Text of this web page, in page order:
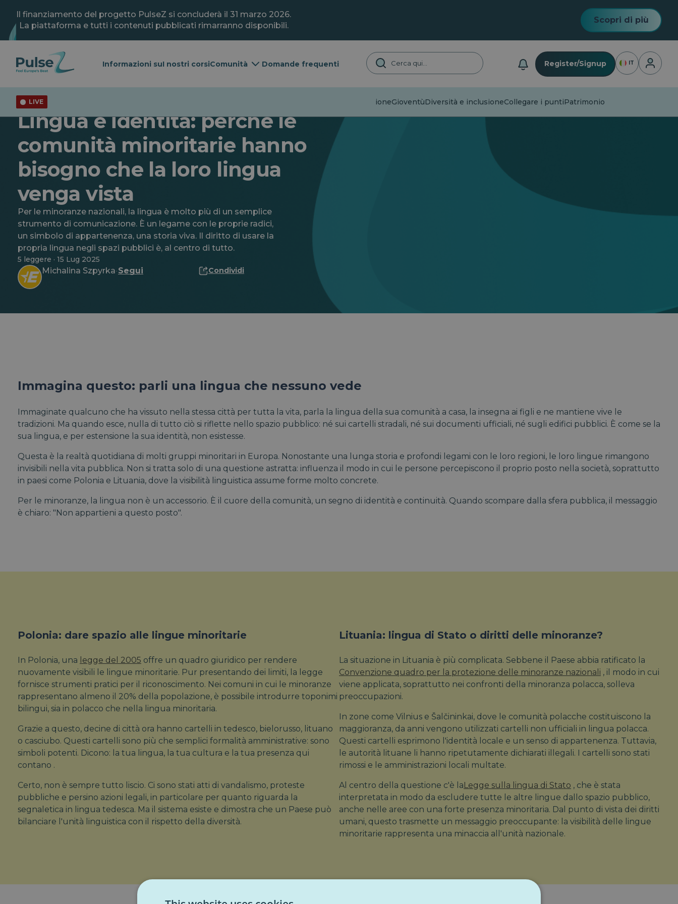
contenuto
principale
Il finanziamento del progetto PulseZ si concluderà il 31 marzo 2026.
La piattaforma e tutti i contenuti pubblicati rimarranno disponibili.
Scopri di più
Informazioni suI nostri corsiComunità Domande frequenti Register/Signup IT Accesso
LIVE DisinformazioneGioventùDiversità e inclusioneCollegare i puntiPatrimonio
Collegare i punti
Lingua e identità: perché le
comunità minoritarie hanno
bisogno che la loro lingua
venga vista
Per le minoranze nazionali, la lingua è molto più di un semplice
strumento di comunicazione. È un legame con le proprie radici,
un simbolo di appartenenza, una storia viva. Il diritto di usare la
propria lingua negli spazi pubblici è, al centro di tutto.
5 leggere · 15 Lug 2025
Michalina Szpyrka· Segui Condividi
Immagina questo: parli una lingua che nessuno vede
Immaginate qualcuno che ha vissuto nella stessa città per tutta la vita, parla la lingua della sua comunità a casa, la insegna ai figli e ne mantiene vive le
tradizioni. Ma quando esce, nulla di tutto ciò si riflette nello spazio pubblico: né sui cartelli stradali, né sui documenti ufficiali, né sugli edifici pubblici. È come se la
sua lingua, e per estensione la sua identità, non esistesse.
Questa è la realtà quotidiana di molti gruppi minoritari in Europa. Nonostante una lunga storia e profondi legami con le loro regioni, le loro lingue rimangono
invisibili nella vita pubblica. Non si tratta solo di una questione astratta: influenza il modo in cui le persone percepiscono il proprio posto nella società, soprattutto
in paesi come Polonia e Lituania, dove la visibilità linguistica assume forme molto concrete.
Per le minoranze, la lingua non è un accessorio. È il cuore della comunità, un segno di identità e continuità. Quando scompare dalla sfera pubblica, il messaggio
è chiaro: "Non appartieni a questo posto".
Polonia: dare spazio alle lingue minoritarie
In Polonia, una legge del 2005 offre un quadro giuridico per rendere
nuovamente visibili le lingue minoritarie. Pur presentando dei limiti, la legge
fornisce strumenti pratici per il riconoscimento. Nei comuni in cui le minoranze
rappresentano almeno il 20% della popolazione, è possibile introdurre toponimi
bilingui, sia in polacco che nella lingua minoritaria.
Grazie a questo, decine di città ora hanno cartelli in tedesco, bielorusso, lituano
o casciubo. Questi cartelli sono più che semplici formalità amministrative: sono
simboli potenti. Dicono: la tua lingua, la tua cultura e la tua presenza qui
contano .
Certo, non è sempre tutto liscio. Ci sono stati atti di vandalismo, proteste
pubbliche e persino azioni legali, in particolare per quanto riguarda la
segnaletica in lingua tedesca. Ma il sistema esiste e dimostra che un Paese può
bilanciare l'unità linguistica con il rispetto della diversità.
Lituania: lingua di Stato o diritti delle minoranze?
La situazione in Lituania è più complicata. Sebbene il Paese abbia ratificato la
Convenzione quadro per la protezione delle minoranze nazionali , il modo in cui
viene applicata, soprattutto nei confronti della minoranza polacca, solleva
preoccupazioni.
In zone come Vilnius e Šalčininkai, dove le comunità polacche costituiscono la
maggioranza, da anni vengono utilizzati cartelli non ufficiali in lingua polacca.
Questi cartelli esprimono l'identità locale e un senso di appartenenza. Tuttavia,
le autorità lituane li hanno ripetutamente dichiarati illegali. I cartelli sono stati
rimossi e le amministrazioni locali multate.
Al centro della questione c'è laLegge sulla lingua di Stato , che è stata
interpretata in modo da escludere tutte le altre lingue dallo spazio pubblico,
anche nelle aree con una forte presenza minoritaria. Dal punto di vista dei diritti
umani, questo trasmette un messaggio preoccupante: la visibilità delle lingue
minoritarie rappresenta una minaccia all'unità nazionale.